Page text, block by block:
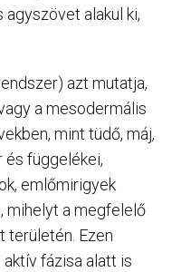
alakul ki,
azt mutatja,
a mesodermális
mint tüdő, máj,
és függelékei,
emlőmirigyek
mihelyt a megfelelő
területén. Ezen
fázisa alatt is